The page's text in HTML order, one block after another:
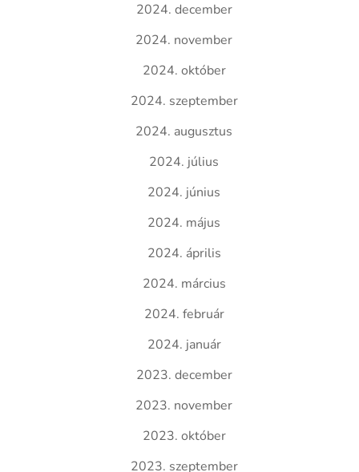
2024. december
2024. november
2024. október
2024. szeptember
2024. augusztus
2024. július
2024. június
2024. május
2024. április
2024. március
2024. február
2024. január
2023. december
2023. november
2023. október
2023. szeptember